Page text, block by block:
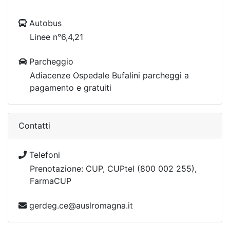
Autobus
Linee n°6,4,21
Parcheggio
Adiacenze Ospedale Bufalini parcheggi a
pagamento e gratuiti
Contatti
Telefoni
Prenotazione: CUP, CUPtel (800 002 255),
FarmaCUP
gerdeg.ce@auslromagna.it